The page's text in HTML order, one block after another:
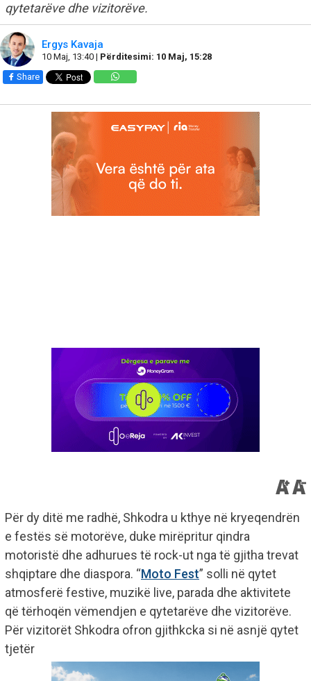
qytetarëve dhe vizitorëve.
Ergys Kavaja
10 Maj, 13:40 | Përditesimi: 10 Maj, 15:28
Share
Për dy ditë me radhë, Shkodra u kthye në kryeqendrën
e festës së motorëve, duke mirëpritur qindra
motoristë dhe adhurues të rock-ut nga të gjitha trevat
shqiptare dhe diaspora. “Moto Fest” solli në qytet
atmosferë festive, muzikë live, parada dhe aktivitete
që tërhoqën vëmendjen e qytetarëve dhe vizitorëve.
Për vizitorët Shkodra ofron gjithkcka si në asnjë qytet
tjetër